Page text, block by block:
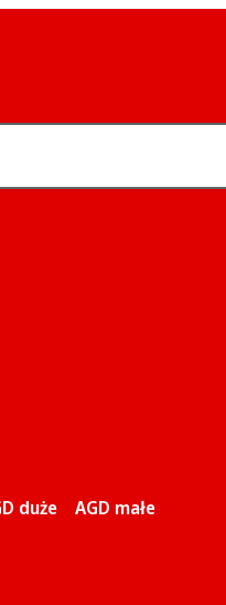
duże AGD małe